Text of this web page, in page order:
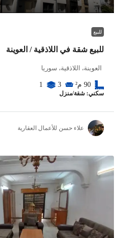
للبيع
للبيع شقة في اللاذقية / العوينة
العوينة، اللاذقية، سوريا
90 م² 3
1
سكني: شقة/منزل
علاء حسن للأعمال العقارية